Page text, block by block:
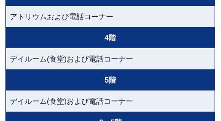
アトリウムおよび電話コーナー
4階
デイルーム(食堂)および電話コーナー
5階
デイルーム(食堂)および電話コーナー